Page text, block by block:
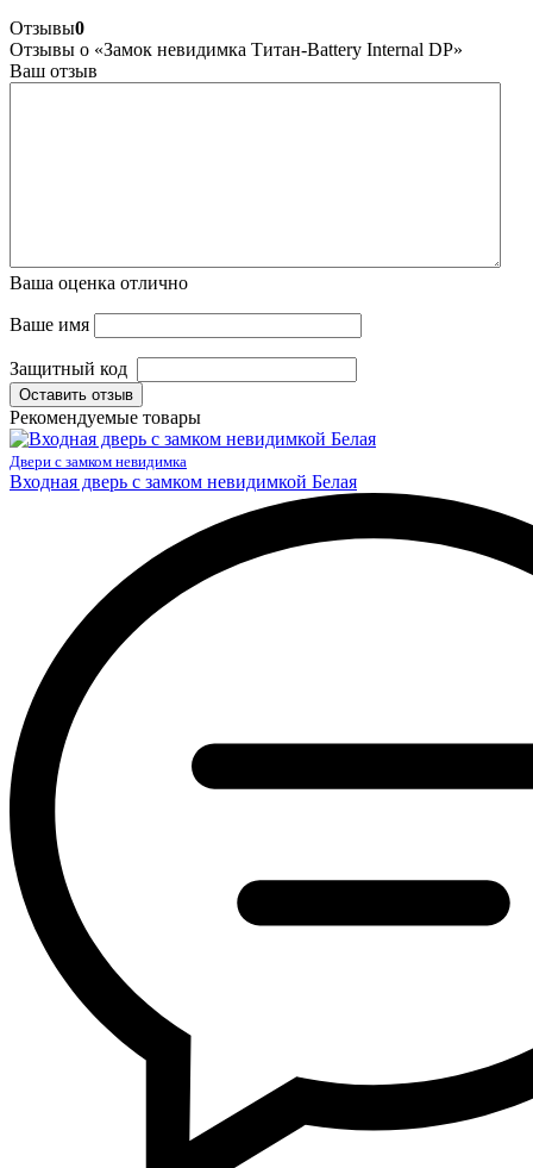
Отзывы0
Отзывы о «Замок невидимка Титан-Battery Internal DP»
Ваш отзыв
Ваша оценка отлично
Ваше имя
Защитный код
Оставить отзыв
Рекомендуемые товары
Двери с замком невидимка
Входная дверь с замком невидимкой Белая